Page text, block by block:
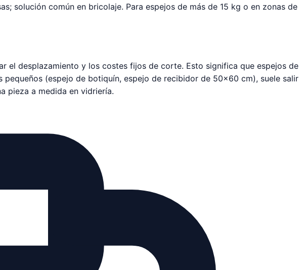
solución común en bricolaje. Para espejos de más de 15 kg o en zonas de
el desplazamiento y los costes fijos de corte. Esto significa que espejos de
(espejo de botiquín, espejo de recibidor de 50×60 cm), suele salir
pieza a medida en vidriería.